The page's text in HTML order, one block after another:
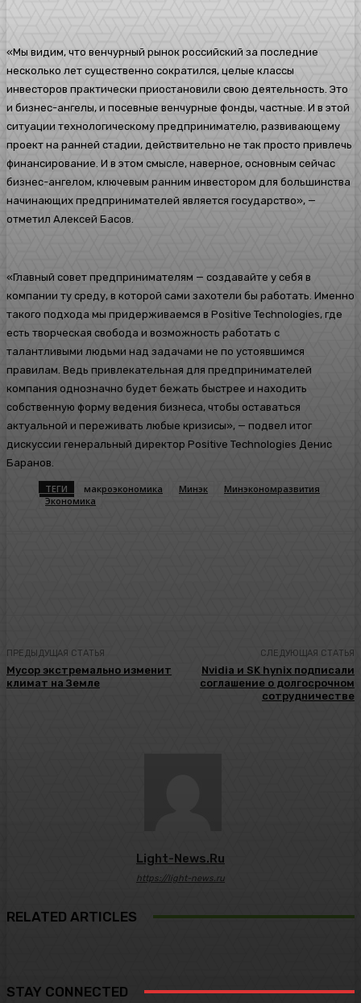
«Мы видим, что венчурный рынок российский за последние
несколько лет существенно сократился, целые классы
инвесторов практически приостановили свою деятельность. Это
и бизнес-ангелы, и посевные венчурные фонды, частные. И в этой
ситуации технологическому предпринимателю, развивающему
проект на ранней стадии, действительно не так просто привлечь
финансирование. И в этом смысле, наверное, основным сейчас
бизнес-ангелом, ключевым ранним инвестором для большинства
начинающих предпринимателей является государство», —
отметил Алексей Басов.
«Главный совет предпринимателям — создавайте у себя в
компании ту среду, в которой сами захотели бы работать. Именно
такого подхода мы придерживаемся в Positive Technologies, где
есть творческая свобода и возможность работать с
талантливыми людьми над задачами не по устоявшимся
правилам. Ведь привлекательная для предпринимателей
компания однозначно будет бежать быстрее и находить
собственную форму ведения бизнеса, чтобы оставаться
актуальной и переживать любые кризисы», — подвел итог
дискуссии генеральный директор Positive Technologies Денис
Баранов.
ТЕГИ макроэкономика Минэк
Минэкономразвития
Экономика
ПРЕДЫДУЩАЯ СТАТЬЯ
Мусор экстремально изменит
климат на Земле
СЛЕДУЮЩАЯ СТАТЬЯ
Nvidia и SK hynix подписали
соглашение о долгосрочном
сотрудничестве
Light-News.ru
https://light-news.ru
RELATED ARTICLES
STAY CONNECTED